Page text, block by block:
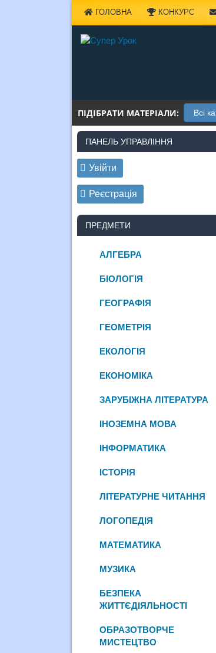
ГОЛОВНА КОНКУРС
ПІДІБРАТИ МАТЕРІАЛИ:
ПАНЕЛЬ УПРАВЛІННЯ
Увійти
Реєстрація
ПРЕДМЕТИ
АЛГЕБРА
БІОЛОГІЯ
ГЕОГРАФІЯ
ГЕОМЕТРІЯ
ЕКОЛОГІЯ
ЕКОНОМІКА
ЗАРУБІЖНА ЛІТЕРАТУРА
ІНОЗЕМНА МОВА
ІНФОРМАТИКА
ІСТОРІЯ
ЛІТЕРАТУРНЕ ЧИТАННЯ
ЛОГОПЕДІЯ
МАТЕМАТИКА
МУЗИКА
БЕЗПЕКА
ЖИТТЄДІЯЛЬНОСТІ
ОБРАЗОТВОРЧЕ
МИСТЕЦТВО